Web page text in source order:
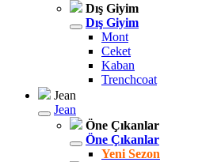
Dış Giyim
Dış Giyim
Mont
Ceket
Kaban
Trenchcoat
Jean
Jean
Öne Çıkanlar
Öne Çıkanlar
Yeni Sezon